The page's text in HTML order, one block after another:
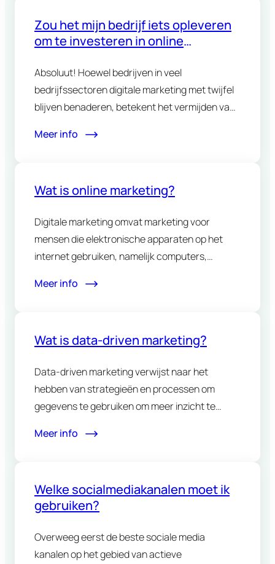
Zou het mijn bedrijf iets opleveren
om te investeren in online
Absoluut! Hoewel bedrijven in veel
bedrijfssectoren digitale marketing met twijfel
blijven benaderen, betekent het vermijden van
Meer info
Wat is online marketing?
Digitale marketing omvat marketing voor
mensen die elektronische apparaten op het
internet gebruiken, namelijk computers,
Meer info
Wat is data-driven marketing?
Data-driven marketing verwijst naar het
hebben van strategieën en processen om
gegevens te gebruiken om meer inzicht te…
Meer info
Welke socialmediakanalen moet ik
gebruiken?
Overweeg eerst de beste sociale media
kanalen op het gebied van actieve